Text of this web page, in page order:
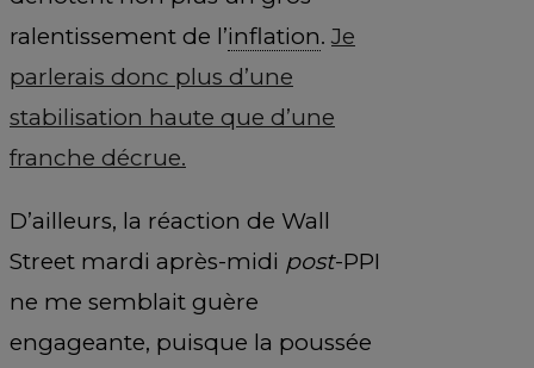
ralentissement de l’inflation. Je
parlerais donc plus d’une
stabilisation haute que d’une
franche décrue.
D’ailleurs, la réaction de Wall
Street mardi après-midi post-PPI
ne me semblait guère
engageante, puisque la poussée